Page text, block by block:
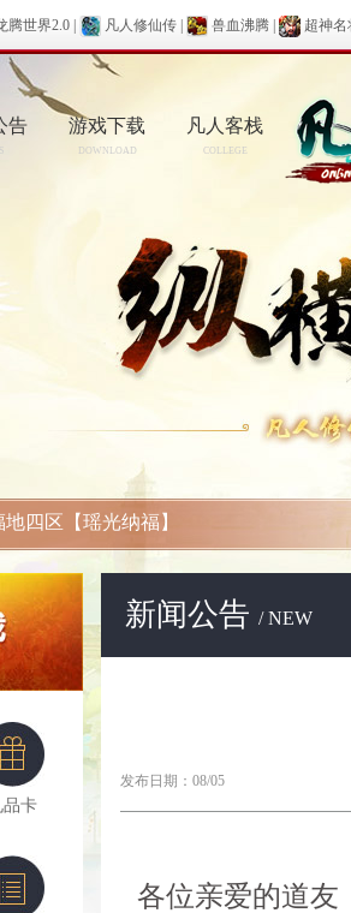
腾世界2.0 凡人修仙传 兽血沸腾 超神名
告 游戏下载
DOWNLOAD
凡人客栈
COLLEGE
四区【瑶光纳福】
品卡
新闻公告 / NEW
发布日期：08/05
各位亲爱的道友